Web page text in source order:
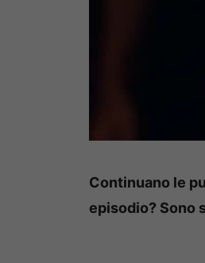
Continuano le
episodio? Sono